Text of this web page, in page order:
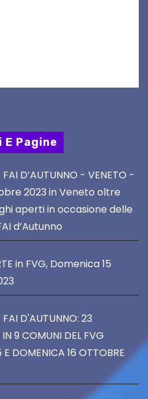
Pagine
D’AUTUNNO - VENETO -
2023 in Veneto oltre
aperti in occasione delle
d’Autunno
in FVG, Domenica 15
D'AUTUNNO: 23
IN 9 COMUNI DEL FVG
E DOMENICA 16 OTTOBRE